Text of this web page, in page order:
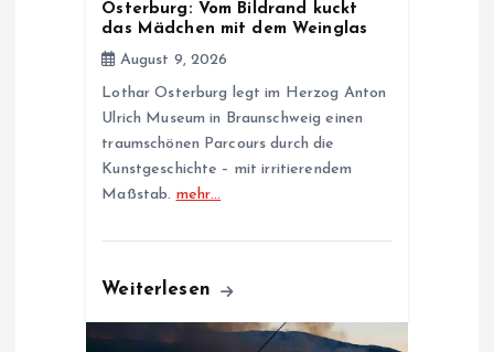
Osterburg: Vom Bildrand kuckt
das Mädchen mit dem Weinglas
August 9, 2026
Lothar Osterburg legt im Herzog Anton
Ulrich Museum in Braunschweig einen
traumschönen Parcours durch die
Kunstgeschichte – mit irritierendem
Maßstab. mehr…
Weiterlesen